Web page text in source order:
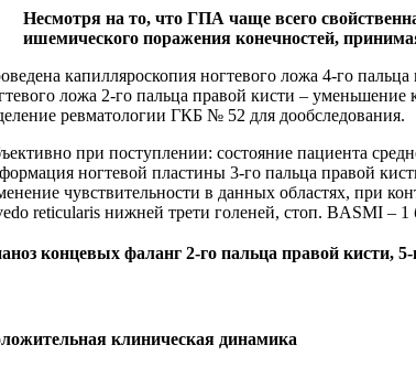
Несмотря на то, что ГПА чаще всего
ишемического поражения конечностей,
капилляроскопия ногтевого ложа 4‑го
ложа 2‑го пальца правой кисти – уменьшение
ревматологии ГКБ № 52 для дообследования.
при поступлении: состояние пациента
ногтевой пластины 3‑го пальца правой
чувствительности в данных областях, при
reticularis нижней трети голеней, стоп. BASMI –
концевых фаланг 2‑го пальца правой кисти,
клиническая динамика